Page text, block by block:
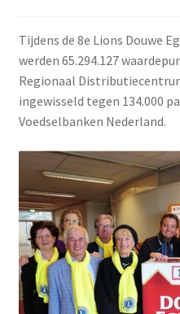
Tijdens de 8e Lions Douwe
werden 65.294.127
Regionaal
ingewisseld tegen 134.000
Voedselbanken Nederland.